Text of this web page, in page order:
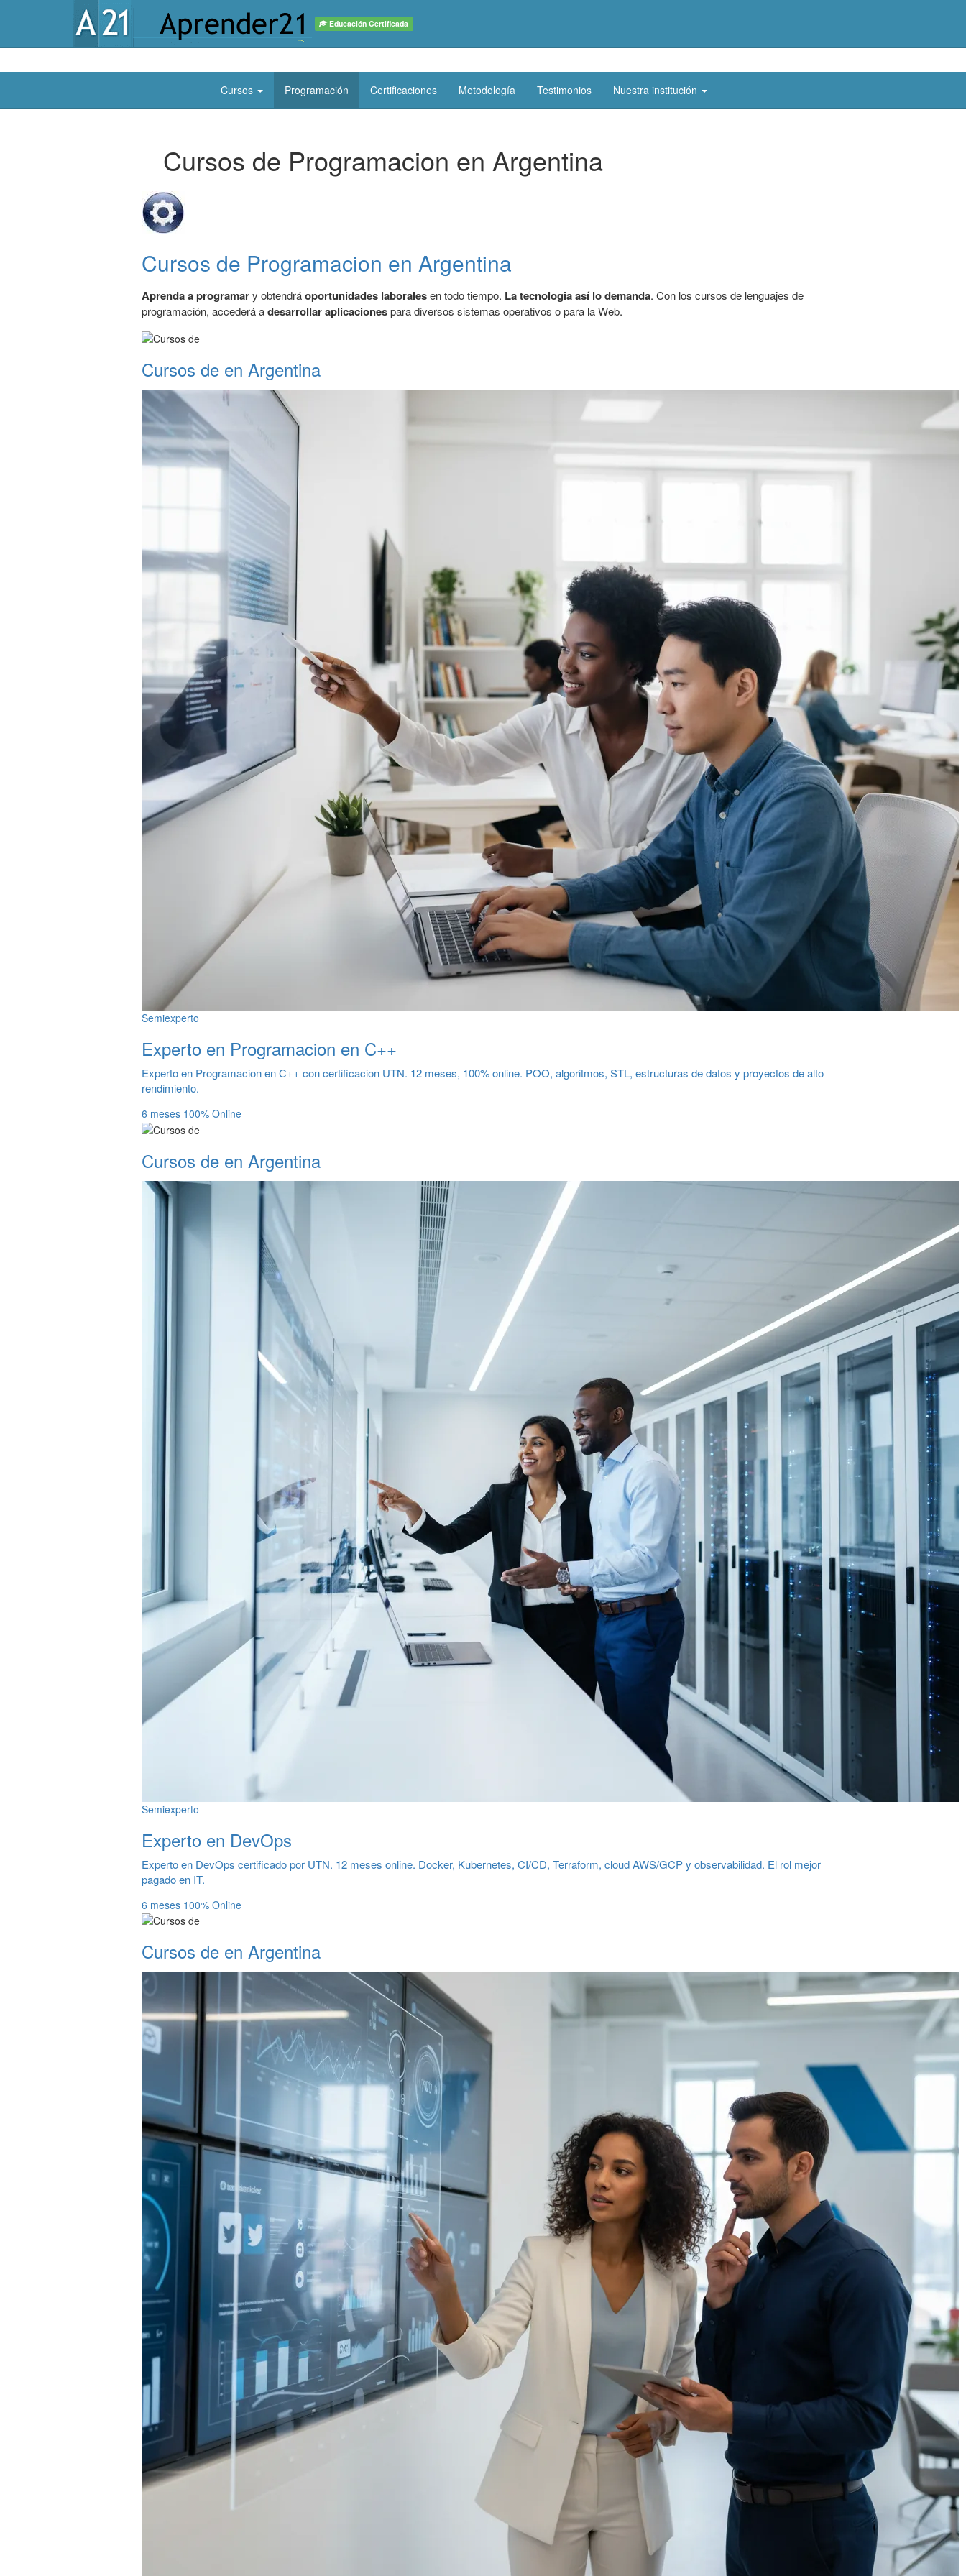
Educación Certificada
Cursos Programación Certificaciones Metodología Testimonios Nuestra institución
Cursos de Programacion en Argentina
Cursos de Programacion en Argentina
Aprenda a programary obtendráoportunidades laboralesen todo tiempo. La tecnologia así lo demanda. Con los cursos de lenguajes de
programación, accederá adesarrollar aplicacionespara diversos sistemas operativos o para la Web.
Cursos de en Argentina
Semiexperto
Experto en Programacion en C++
Experto en Programacion en C++ con certificacion UTN. 12 meses, 100% online. POO, algoritmos, STL, estructuras de datos y proyectos de alto
rendimiento.
6 meses 100% Online
Cursos de en Argentina
Semiexperto
Experto en DevOps
Experto en DevOps certificado por UTN. 12 meses online. Docker, Kubernetes, CI/CD, Terraform, cloud AWS/GCP y observabilidad. El rol mejor
pagado en IT.
6 meses 100% Online
Cursos de en Argentina